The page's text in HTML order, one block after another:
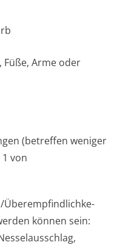
Arme oder
(betreffen weniger
von
Übe­rempfindlichke­
können sein: